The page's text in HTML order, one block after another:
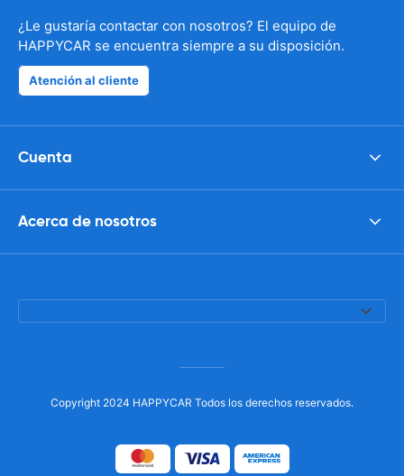
¿Le gustaría contactar con nosotros? El equipo de
HAPPYCAR se encuentra siempre a su disposición.
Atención al cliente
Cuenta
Acerca de nosotros
Copyright 2024 HAPPYCAR Todos los derechos reservados.